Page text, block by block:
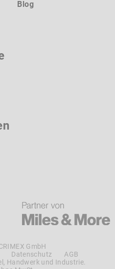
Blog
GmbH
Handwerk und Industrie.
Datenschutz AGB